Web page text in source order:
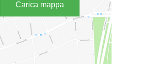
Carica mappa